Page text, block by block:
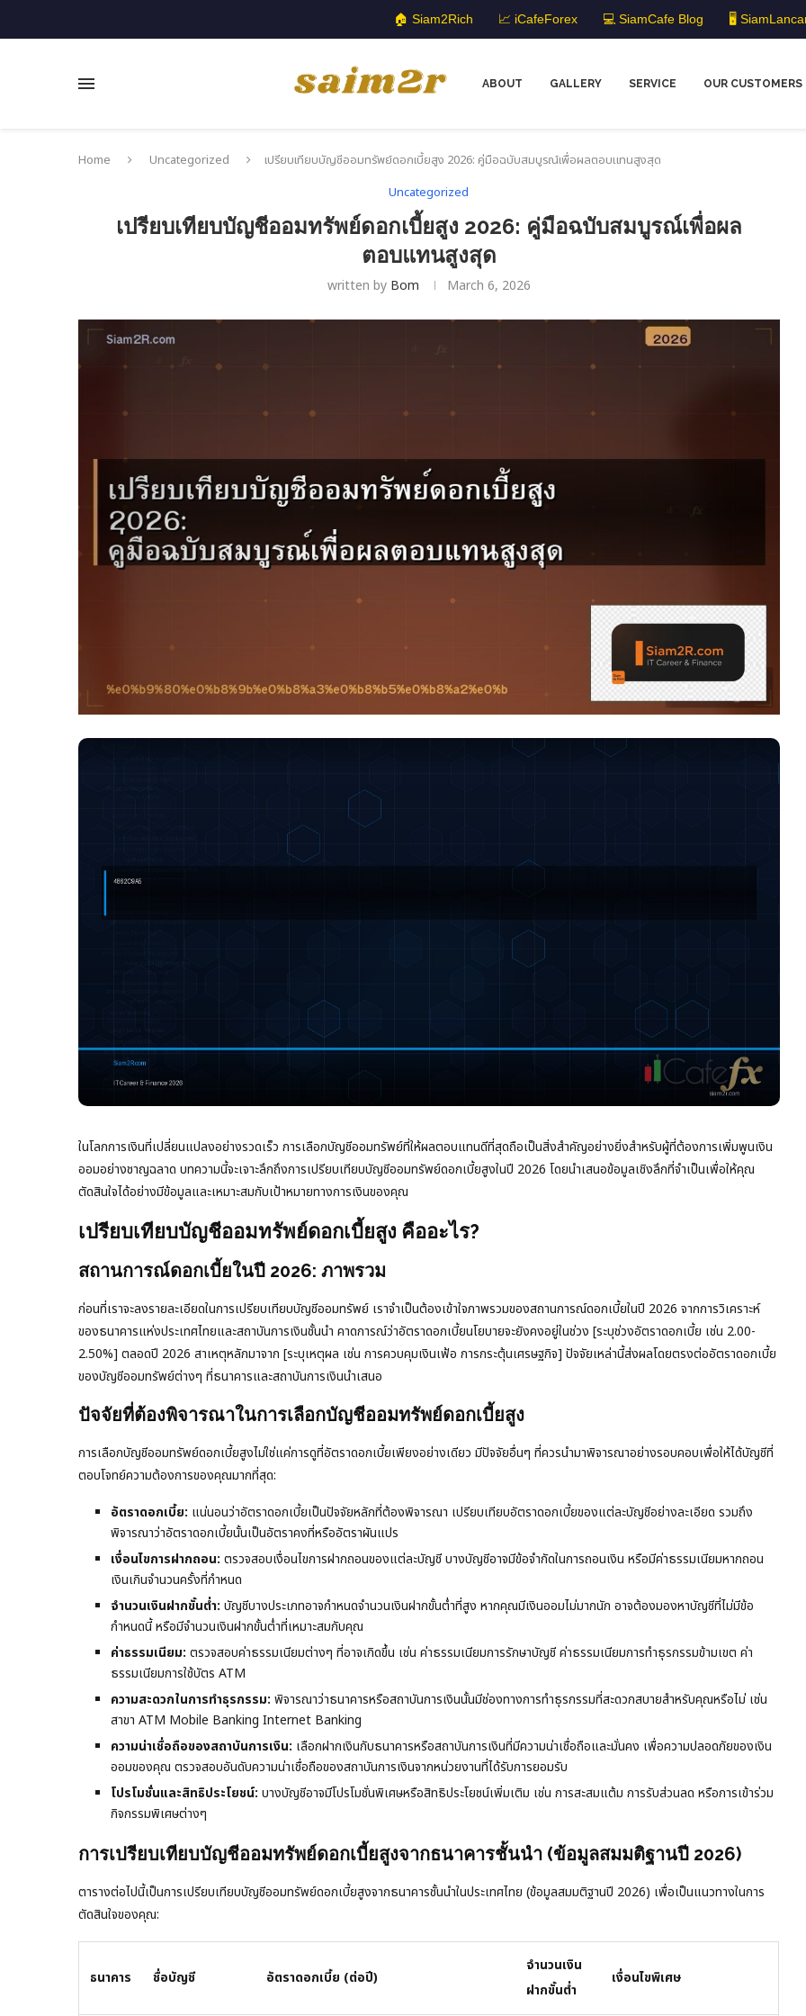
🏠 Siam2Rich 📈 iCafeForex 💻 SiamCafe Blog 🖥️
ABOUT GALLERY SERVICE OUR CUSTOMERS
Home Uncategorized
เปรียบเทียบบัญชีออมทรัพย์ดอกเบี้ยสูง 2026: คู่มือฉบับสมบูรณ์เพื่อผลตอบแทนสูงสุด
Uncategorized
เปรียบเทียบบัญชีออมทรัพย์ดอกเบี้ยสูง 2026: คู่มือฉบับสมบูรณ์เพื่อผล
ตอบแทนสูงสุด
written by Bom March 6, 2026
ในโลกการเงินที่เปลี่ยนแปลงอย่างรวดเร็ว การเลือกบัญชีออมทรัพย์ที่ให้ผลตอบแทนดีที่สุดถือเป็นสิ่งสำคัญอย่างยิ่งสำหรับผู้ที่ต้องการเพิ่มพูนเงิน
ออมอย่างชาญฉลาด บทความนี้จะเจาะลึกถึงการเปรียบเทียบบัญชีออมทรัพย์ดอกเบี้ยสูงในปี 2026 โดยนำเสนอข้อมูลเชิงลึกที่จำเป็นเพื่อให้คุณ
ตัดสินใจได้อย่างมีข้อมูลและเหมาะสมกับเป้าหมายทางการเงินของคุณ
เปรียบเทียบบัญชีออมทรัพย์ดอกเบี้ยสูง คืออะไร?
สถานการณ์ดอกเบี้ยในปี 2026: ภาพรวม
ก่อนที่เราจะลงรายละเอียดในการเปรียบเทียบบัญชีออมทรัพย์ เราจำเป็นต้องเข้าใจภาพรวมของสถานการณ์ดอกเบี้ยในปี 2026 จากการวิเคราะห์
ของธนาคารแห่งประเทศไทยและสถาบันการเงินชั้นนำ คาดการณ์ว่าอัตราดอกเบี้ยนโยบายจะยังคงอยู่ในช่วง [ระบุช่วงอัตราดอกเบี้ย เช่น 2.00-
2.50%] ตลอดปี 2026 สาเหตุหลักมาจาก [ระบุเหตุผล เช่น การควบคุมเงินเฟ้อ การกระตุ้นเศรษฐกิจ] ปัจจัยเหล่านี้ส่งผลโดยตรงต่ออัตราดอกเบี้ย
ของบัญชีออมทรัพย์ต่างๆ ที่ธนาคารและสถาบันการเงินนำเสนอ
ปัจจัยที่ต้องพิจารณาในการเลือกบัญชีออมทรัพย์ดอกเบี้ยสูง
การเลือกบัญชีออมทรัพย์ดอกเบี้ยสูงไม่ใช่แค่การดูที่อัตราดอกเบี้ยเพียงอย่างเดียว มีปัจจัยอื่นๆ ที่ควรนำมาพิจารณาอย่างรอบคอบเพื่อให้ได้บัญชีที่
ตอบโจทย์ความต้องการของคุณมากที่สุด:
อัตราดอกเบี้ย: แน่นอนว่าอัตราดอกเบี้ยเป็นปัจจัยหลักที่ต้องพิจารณา เปรียบเทียบอัตราดอกเบี้ยของแต่ละบัญชีอย่างละเอียด รวมถึง
พิจารณาว่าอัตราดอกเบี้ยนั้นเป็นอัตราคงที่หรืออัตราผันแปร
เงื่อนไขการฝากถอน: ตรวจสอบเงื่อนไขการฝากถอนของแต่ละบัญชี บางบัญชีอาจมีข้อจำกัดในการถอนเงิน หรือมีค่าธรรมเนียมหากถอน
เงินเกินจำนวนครั้งที่กำหนด
จำนวนเงินฝากขั้นต่ำ: บัญชีบางประเภทอาจกำหนดจำนวนเงินฝากขั้นต่ำที่สูง หากคุณมีเงินออมไม่มากนัก อาจต้องมองหาบัญชีที่ไม่มีข้อ
กำหนดนี้ หรือมีจำนวนเงินฝากขั้นต่ำที่เหมาะสมกับคุณ
ค่าธรรมเนียม: ตรวจสอบค่าธรรมเนียมต่างๆ ที่อาจเกิดขึ้น เช่น ค่าธรรมเนียมการรักษาบัญชี ค่าธรรมเนียมการทำธุรกรรมข้ามเขต ค่า
ธรรมเนียมการใช้บัตร ATM
ความสะดวกในการทำธุรกรรม: พิจารณาว่าธนาคารหรือสถาบันการเงินนั้นมีช่องทางการทำธุรกรรมที่สะดวกสบายสำหรับคุณหรือไม่ เช่น
สาขา ATM Mobile Banking Internet Banking
ความน่าเชื่อถือของสถาบันการเงิน: เลือกฝากเงินกับธนาคารหรือสถาบันการเงินที่มีความน่าเชื่อถือและมั่นคง เพื่อความปลอดภัยของเงิน
ออมของคุณ ตรวจสอบอันดับความน่าเชื่อถือของสถาบันการเงินจากหน่วยงานที่ได้รับการยอมรับ
โปรโมชั่นและสิทธิประโยชน์: บางบัญชีอาจมีโปรโมชั่นพิเศษหรือสิทธิประโยชน์เพิ่มเติม เช่น การสะสมแต้ม การรับส่วนลด หรือการเข้าร่วม
กิจกรรมพิเศษต่างๆ
การเปรียบเทียบบัญชีออมทรัพย์ดอกเบี้ยสูงจากธนาคารชั้นนำ (ข้อมูลสมมติฐานปี 2026)
ตารางต่อไปนี้เป็นการเปรียบเทียบบัญชีออมทรัพย์ดอกเบี้ยสูงจากธนาคารชั้นนำในประเทศไทย (ข้อมูลสมมติฐานปี 2026) เพื่อเป็นแนวทางในการ
ตัดสินใจของคุณ:
ธนาคาร ชื่อบัญชี อัตราดอกเบี้ย (ต่อปี)
จำนวนเงิน
ฝากขั้นต่ำ
เงื่อนไขพิเศษ